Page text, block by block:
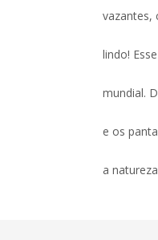
vazantes,
lindo!
mundial.
e os
a